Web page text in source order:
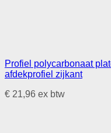
Profiel polycarbonaat
afdekprofiel zijkant
€ 21,96 ex btw